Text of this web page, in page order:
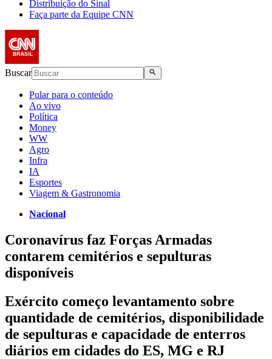
Distribuição do Sinal
Faça parte da Equipe CNN
Buscar
Pular para o conteúdo
Ao vivo
Política
Money
WW
Agro
Infra
IA
Esportes
Viagem & Gastronomia
Nacional
Coronavírus faz Forças Armadas
contarem cemitérios e sepulturas
disponíveis
Exército começo levantamento sobre
quantidade de cemitérios, disponibilidade
de sepulturas e capacidade de enterros
diários em cidades do ES, MG e RJ